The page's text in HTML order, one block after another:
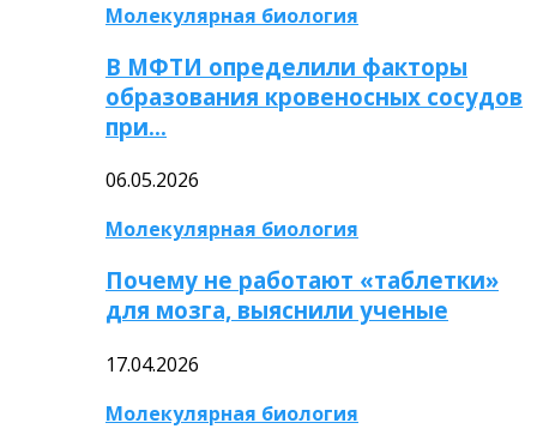
Молекулярная биология
В МФТИ определили факторы
образования кровеносных сосудов
при…
06.05.2026
Молекулярная биология
Почему не работают «таблетки»
для мозга, выяснили ученые
17.04.2026
Молекулярная биология